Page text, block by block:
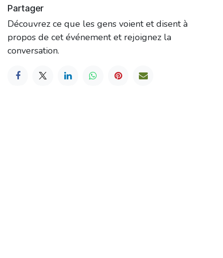
Partager
Découvrez ce que les gens voient et disent à
propos de cet événement et rejoignez la
conversation.